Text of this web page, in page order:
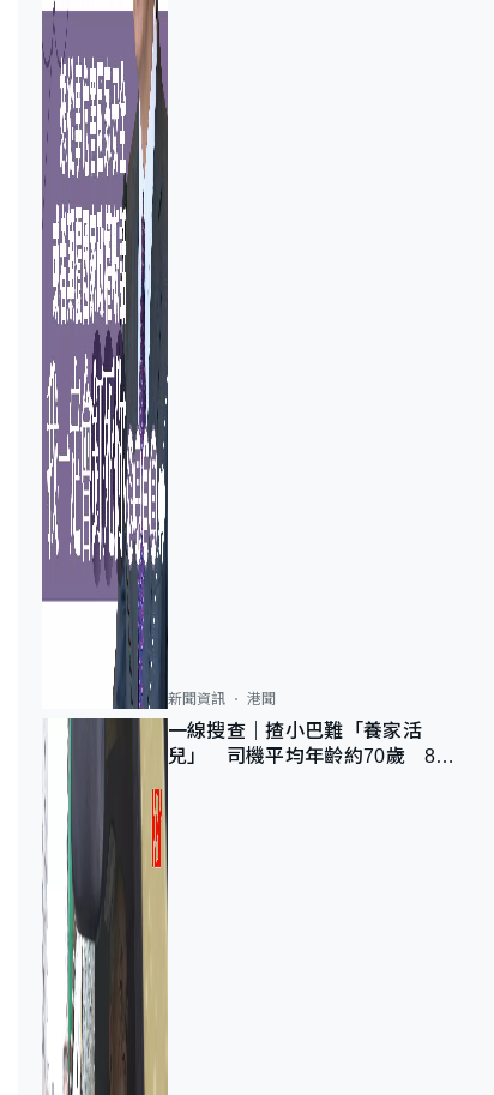
新聞資訊 港聞
一線搜查｜揸小巴難「養家活
兒」 司機平均年齡約70歲 88